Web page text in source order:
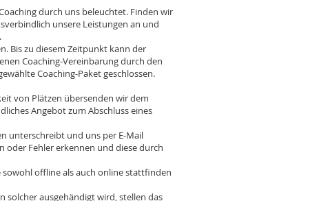
durch uns beleuchtet. Finden wir
unsere Leistungen an und
zu diesem Zeitpunkt kann der
Coaching-Vereinbarung durch den
Coaching-Paket geschlossen.
von Plätzen übersenden wir dem
Angebot zum Abschluss eines
und uns per E-Mail
oder Fehler erkennen und diese durch
offline als auch online stattfinden
ausgehändigt wird, stellen das